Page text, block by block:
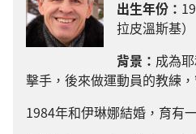
出生年份：
拉皮溫斯基）
背景： 成為
擊手，後來做運動員的教練
1984年和伊琳娜結婚，育有